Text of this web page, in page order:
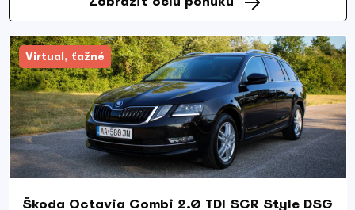
Virtual, ťažné
Škoda Octavia Combi 2.0 TDI SCR Style DSG